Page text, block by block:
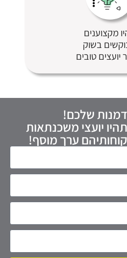
מקצוענים
בשוק
טובים
שלכם!
תהיו יועצי משכנתאות
ערך מוסף!